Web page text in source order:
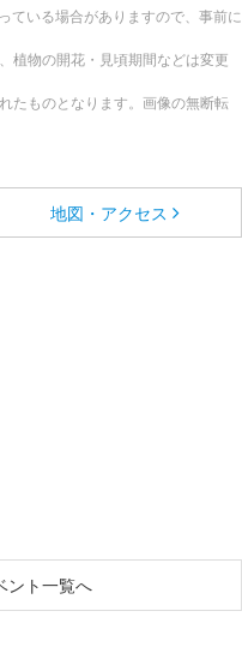
ている場合がありますので、事前に
植物の開花・見頃期間などは変更
たものとなります。画像の無断転
地図・アクセス
ント一覧へ